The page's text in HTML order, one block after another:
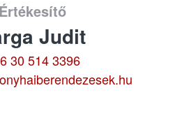
Értékesítő
Judit
30 514 3396